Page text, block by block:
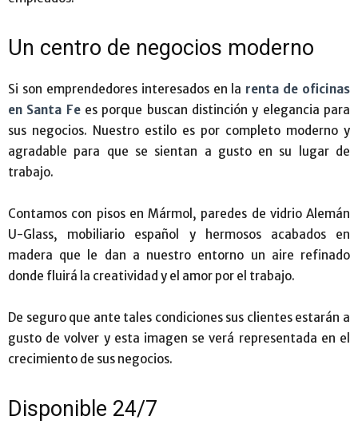
Un centro de negocios moderno
Si son emprendedores interesados en la renta de oficinas
en Santa Fees porque buscan distinción y elegancia para
sus negocios. Nuestro estilo es por completo moderno y
agradable para que se sientan a gusto en su lugar de
trabajo.
Contamos con pisos en Mármol, paredes de vidrio Alemán
U-Glass, mobiliario español y hermosos acabados en
madera que le dan a nuestro entorno un aire refinado
donde fluirá la creatividad y el amor por el trabajo.
De seguro que ante tales condiciones sus clientes estarán a
gusto de volver y esta imagen se verá representada en el
crecimiento de sus negocios.
Disponible 24/7